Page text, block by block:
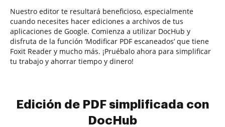
Nuestro editor te resultará beneficioso, especialmente
cuando necesites hacer ediciones a archivos de tus
aplicaciones de Google. Comienza a utilizar DocHub y
disfruta de la función ‘Modificar PDF escaneados’ que tiene
Foxit Reader y mucho más. ¡Pruébalo ahora para simplificar
tu trabajo y ahorrar tiempo y dinero!
Edición de PDF simplificada con
DocHub